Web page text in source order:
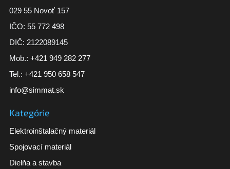
029 55 Novoť 157
IČO: 55 772 498
DIČ: 2122089145
Mob.: +421 949 282 277
Tel.: +421 950 658 547
info@simmat.sk
Kategórie
Elektroinštalačný materiál
Spojovací materiál
Dielňa a stavba